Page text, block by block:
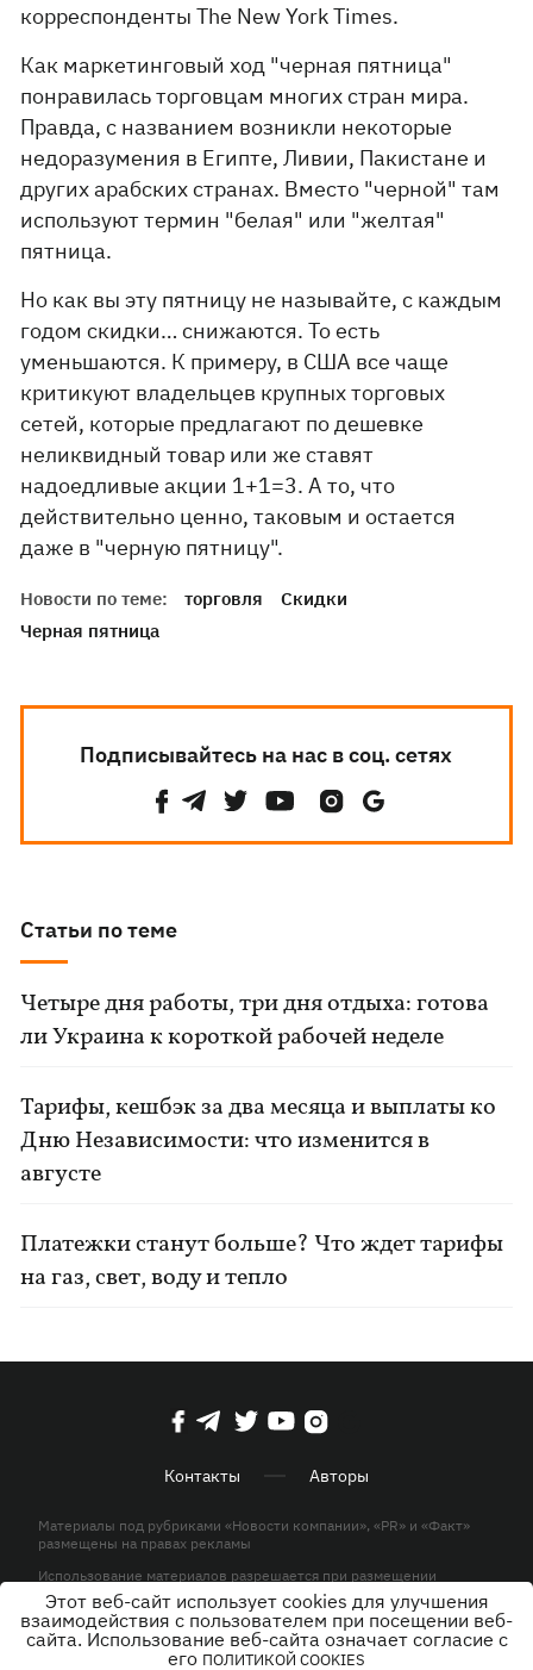
корреспонденты The New York Times.
Как маркетинговый ход "черная пятница"
понравилась торговцам многих стран мира.
Правда, с названием возникли некоторые
недоразумения в Египте, Ливии, Пакистане и
других арабских странах. Вместо "черной" там
используют термин "белая" или "желтая"
пятница.
Но как вы эту пятницу не называйте, с каждым
годом скидки… снижаются. То есть
уменьшаются. К примеру, в США все чаще
критикуют владельцев крупных торговых
сетей, которые предлагают по дешевке
неликвидный товар или же ставят
надоедливые акции 1+1=3. А то, что
действительно ценно, таковым и остается
даже в "черную пятницу".
Новости по теме: торговля
Скидки
Черная пятница
Подписывайтесь на нас в соц. сетях
Статьи по теме
Четыре дня работы, три дня отдыха: готова
ли Украина к короткой рабочей неделе
Тарифы, кешбэк за два месяца и выплаты ко
Дню Независимости: что изменится в
августе
Платежки станут больше? Что ждет тарифы
на газ, свет, воду и тепло
Контакты Авторы
Материалы под рубриками «Новости компании», «PR» и «Факт»
размещены на правах рекламы
Использование материалов разрешается при размещении
активной гиперссылки на KP.UA в первом абзаце.
© ООО «ЮЛАВ МЕДИА»,2026. Все права защищены.
Этот веб-сайт использует cookies для улучшения
взаимодействия с пользователем при посещении веб-
сайта. Использование веб-сайта означает согласие с
его ПОЛИТИКОЙ COOKIES